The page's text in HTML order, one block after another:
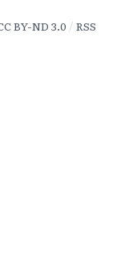
BY-ND 3.0 RSS